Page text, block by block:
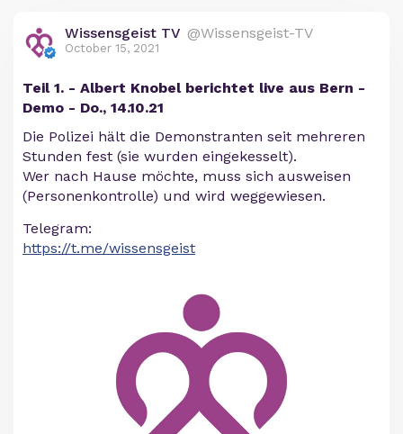
Wissensgeist TV @Wissensgeist-TV
October 15, 2021
Teil 1. - Albert Knobel berichtet live aus Bern -
Demo - Do., 14.10.21
Die Polizei hält die Demonstranten seit mehreren
Stunden fest (sie wurden eingekesselt).
Wer nach Hause möchte, muss sich ausweisen
(Personenkontrolle) und wird weggewiesen.
Telegram:
https://t.me/wissensgeist